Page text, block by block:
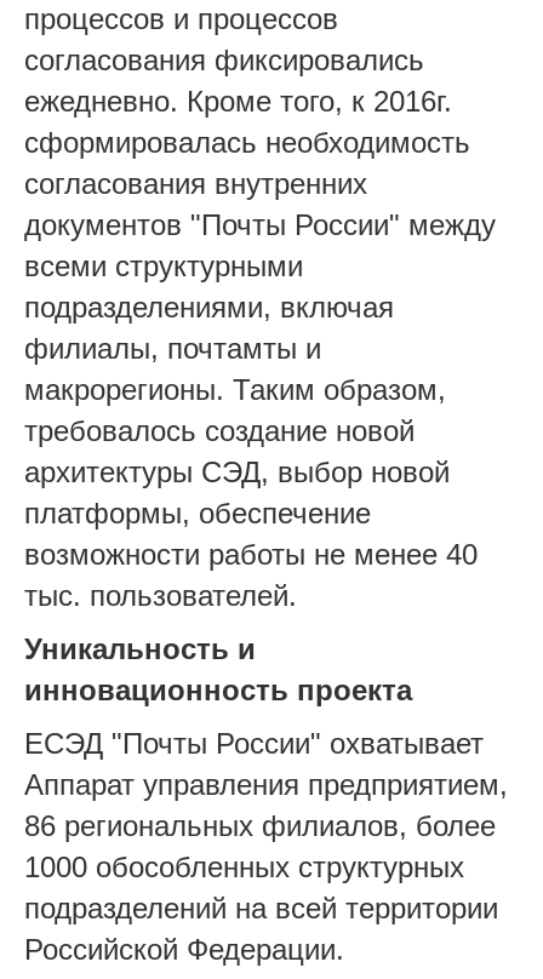
процессов и процессов
согласования фиксировались
ежедневно. Кроме того, к 2016г.
сформировалась необходимость
согласования внутренних
документов "Почты России" между
всеми структурными
подразделениями, включая
филиалы, почтамты и
макрорегионы. Таким образом,
требовалось создание новой
архитектуры СЭД, выбор новой
платформы, обеспечение
возможности работы не менее 40
тыс. пользователей.
Уникальность и
инновационность проекта
ЕСЭД "Почты России" охватывает
Аппарат управления предприятием,
86 региональных филиалов, более
1000 обособленных структурных
подразделений на всей территории
Российской Федерации.